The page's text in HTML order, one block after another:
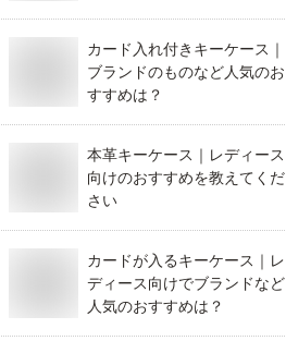
カード入れ付きキーケース｜
ブランドのものなど人気のお
すすめは？
本革キーケース｜レディース
向けのおすすめを教えてくだ
さい
カードが入るキーケース｜レ
ディース向けでブランドなど
人気のおすすめは？